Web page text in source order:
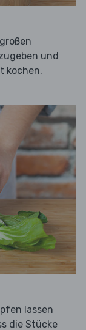
und
kochen.
lassen
die Stücke